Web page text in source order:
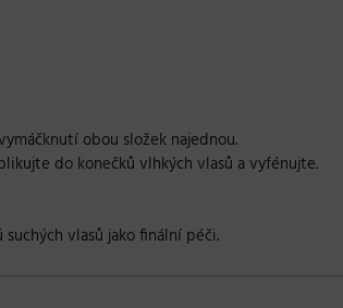
obou složek najednou.
do konečků vlhkých vlasů a vyfénujte.
vlasů jako finální péči.